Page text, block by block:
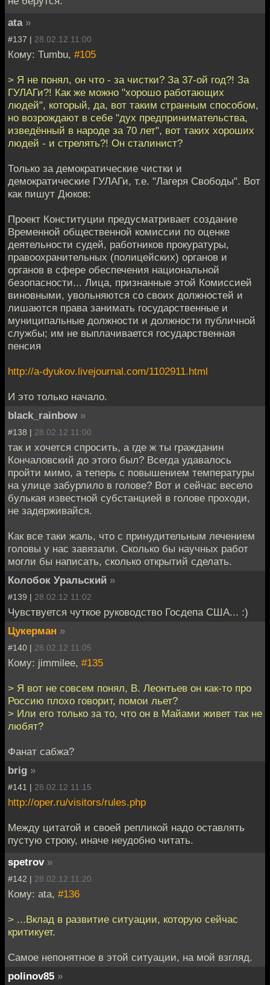
ata »
#137 | 28.02.12 11:00
Кому: Tumbu, #105
> Я не понял, он что - за чистки? За 37-ой год?! За
ГУЛАГи?! Как же можно "хорошо работающих
людей", который, да, вот таким странным способом,
но возрождают в себе "дух предпринимательства,
изведённый в народе за 70 лет", вот таких хороших
людей - и стрелять?! Он сталинист?
Только за демократические чистки и
демократические ГУЛАГи, т.е. "Лагеря Свободы". Вот
как пишут Дюков:
Проект Конституции предусматривает создание
Временной общественной комиссии по оценке
деятельности судей, работников прокуратуры,
правоохранительных (полицейских) органов и
органов в сфере обеспечения национальной
безопасности... Лица, признанные этой Комиссией
виновными, увольняются со своих должностей и
лишаются права занимать государственные и
муниципальные должности и должности публичной
службы; им не выплачивается государственная
пенсия
http://a-dyukov.livejournal.com/1102911.html
И это только начало.
black_rainbow »
#138 | 28.02.12 11:00
так и хочется спросить, а где ж ты гражданин
Кончаловский до этого был? Всегда удавалось
пройти мимо, а теперь с повышением температуры
на улице забурлило в голове? Вот и сейчас весело
булькая известной субстанцией в голове проходи,
не задерживайся.
Как все таки жаль, что с принудительным лечением
головы у нас завязали. Сколько бы научных работ
могли бы написать, сколько открытий сделать.
Колобок Уральский »
#139 | 28.02.12 11:02
Чувствуется чуткое руководство Госдепа США... :)
Цукерман »
#140 | 28.02.12 11:05
Кому: jimmilee, #135
> Я вот не совсем понял, В. Леонтьев он как-то про
Россию плохо говорит, помои льет?
> Или его только за то, что он в Майами живет так не
любят?
Фанат сабжа?
brig »
#141 | 28.02.12 11:15
http://oper.ru/visitors/rules.php
Между цитатой и своей репликой надо оставлять
пустую строку, иначе неудобно читать.
spetrov »
#142 | 28.02.12 11:20
Кому: ata, #136
> ...Вклад в развитие ситуации, которую сейчас
критикует.
Самое непонятное в этой ситуации, на мой взгляд.
polinov85 »